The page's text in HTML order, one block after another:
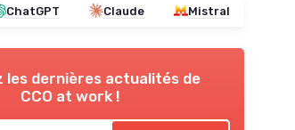
ChatGPT Claude Mistral
les dernières actualités de
CCO at work !